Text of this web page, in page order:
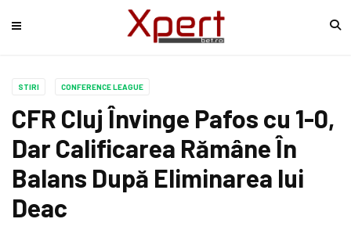
STIRI CONFERENCE LEAGUE
CFR Cluj Învinge Pafos cu 1-0,
Dar Calificarea Rămâne În
Balans După Eliminarea lui
Deac